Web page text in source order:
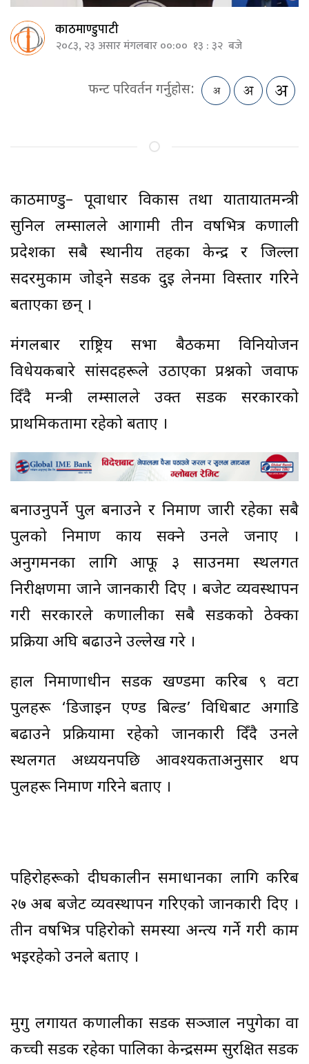
काठमाण्डुपाटी
२०८३, २३ असार मंगलबार ००:०० १३ : ३२ बजे
फन्ट परिवर्तन गर्नुहोस:
काठमाण्डु– पूर्वाधार विकास तथा यातायातमन्त्री
सुनिल लम्सालले आगामी तीन वर्षभित्र कर्णाली
प्रदेशका सबै स्थानीय तहका केन्द्र र जिल्ला
सदरमुकाम जोड्ने सडक दुई लेनमा विस्तार गरिने
बताएका छन् ।
मंगलबार राष्ट्रिय सभा बैठकमा विनियोजन
विधेयकबारे सांसदहरूले उठाएका प्रश्नको जवाफ
दिँदै मन्त्री लम्सालले उक्त सडक सरकारको
प्राथमिकतामा रहेको बताए ।
बनाउनुपर्ने पुल बनाउने र निर्माण जारी रहेका सबै
पुलको निर्माण कार्य सक्ने उनले जनाए ।
अनुगमनका लागि आफू ३ साउनमा स्थलगत
निरीक्षणमा जाने जानकारी दिए । बजेट व्यवस्थापन
गरी सरकारले कर्णालीका सबै सडकको ठेक्का
प्रक्रिया अघि बढाउने उल्लेख गरे ।
हाल निर्माणाधीन सडक खण्डमा करिब ९ वटा
पुलहरू ‘डिजाइन एण्ड बिल्ड’ विधिबाट अगाडि
बढाउने प्रक्रियामा रहेको जानकारी दिँदै उनले
स्थलगत अध्ययनपछि आवश्यकताअनुसार थप
पुलहरू निर्माण गरिने बताए ।
पहिरोहरूको दीर्घकालीन समाधानका लागि करिब
२७ अर्ब बजेट व्यवस्थापन गरिएको जानकारी दिए ।
तीन वर्षभित्र पहिरोको समस्या अन्त्य गर्ने गरी काम
भइरहेको उनले बताए ।
मुगु लगायत कर्णालीका सडक सञ्जाल नपुगेका वा
कच्ची सडक रहेका पालिका केन्द्रसम्म सुरक्षित सडक